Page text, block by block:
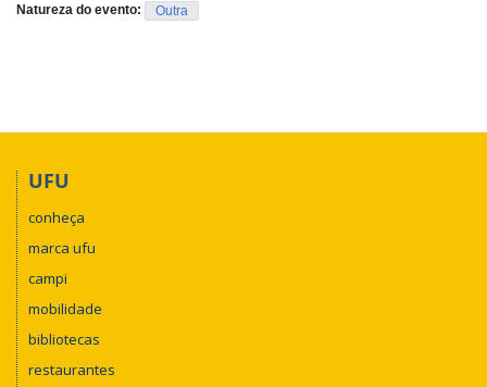
Natureza do evento: Outra
UFU
conheça
marca ufu
campi
mobilidade
bibliotecas
restaurantes